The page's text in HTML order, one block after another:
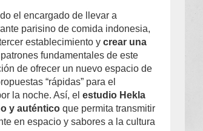
el encargado de llevar a
parisino de comida indonesia,
establecimiento ycrear una
fundamentales de este
de ofrecer un nuevo espacio de
“rápidas” para el
la noche. Así, elestudio Hekla
y auténtico que permita transmitir
en espacio y sabores a la cultura